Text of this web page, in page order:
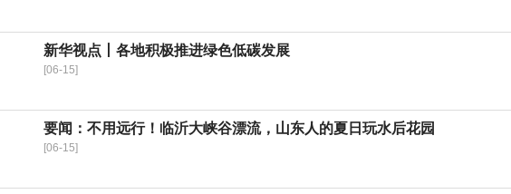
新华视点丨各地积极推进绿色低碳发展
[06-15]
要闻：不用远行！临沂大峡谷漂流，山东人的夏日玩水后花园
[06-15]